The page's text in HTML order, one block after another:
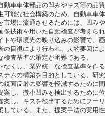
動車車体部品の凹みやキズ等の品
可能な社会構築のため、自動車車
市場に流通させるためには、凹み
像技術を用いた自動検査が考えら
トや環境光の映り込みの影響で、
の目視により行われ、人的要因に
査基準の策定が困難である。
なくし、業界統一な検査基準を作
テムの構築を目的としている。研
鏡面反射の影響を軽減するために
案し、微小凹みを検出するために
案し、キズを検出するためにフー
している。また、提案手法の実用